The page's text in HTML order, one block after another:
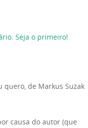
Seja o primeiro!
causa do autor (que